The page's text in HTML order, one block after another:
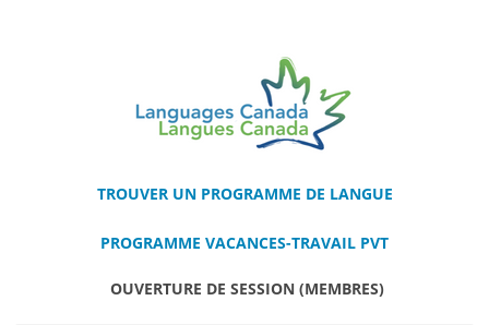
TROUVER UN PROGRAMME DE LANGUE
PROGRAMME VACANCES-TRAVAIL PVT
OUVERTURE DE SESSION (MEMBRES)